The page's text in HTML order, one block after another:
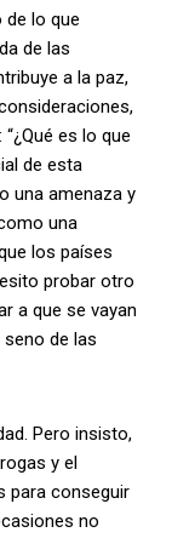
de lo que
de las
a la paz,
es lo que
de esta
una amenaza y
una
los países
probar otro
a que se vayan
de las
Pero insisto,
y el
para conseguir
no